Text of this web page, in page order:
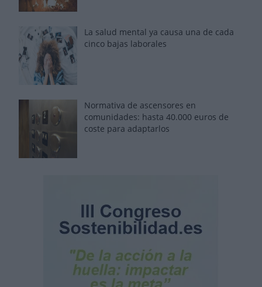
La salud mental ya causa una de cada
cinco bajas laborales
Normativa de ascensores en
comunidades: hasta 40.000 euros de
coste para adaptarlos